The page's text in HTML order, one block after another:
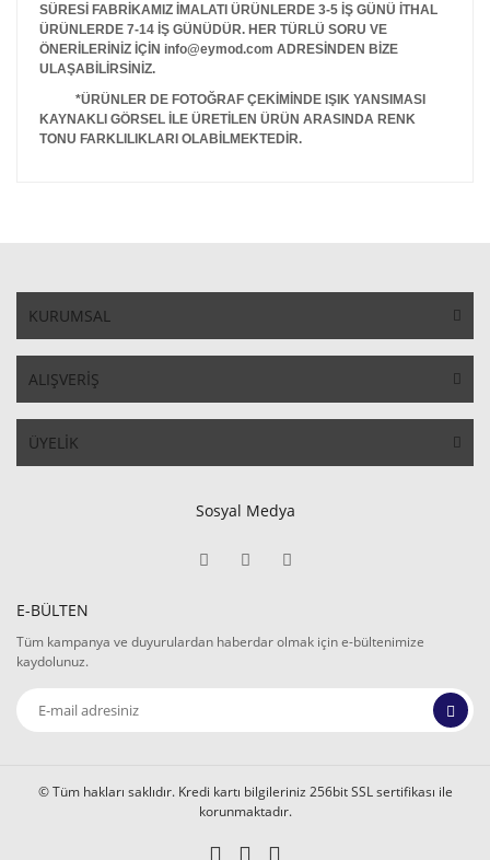
SÜRESİ FABRİKAMIZ İMALATI ÜRÜNLERDE 3-5 İŞ GÜNÜ İTHAL
ÜRÜNLERDE 7-14 İŞ GÜNÜDÜR. HER TÜRLÜ SORU VE
ÖNERİLERİNİZ İÇİN info@eymod.com ADRESİNDEN BİZE
ULAŞABİLİRSİNİZ.
*ÜRÜNLER DE FOTOĞRAF ÇEKİMİNDE IŞIK YANSIMASI
KAYNAKLI GÖRSEL İLE ÜRETİLEN ÜRÜN ARASINDA RENK
TONU FARKLILIKLARI OLABİLMEKTEDİR.
KURUMSAL
ALIŞVERİŞ
ÜYELİK
Sosyal Medya
E-BÜLTEN
Tüm kampanya ve duyurulardan haberdar olmak için e-bültenimize
kaydolunuz.
© Tüm hakları saklıdır. Kredi kartı bilgileriniz 256bit SSL sertifikası ile
korunmaktadır.